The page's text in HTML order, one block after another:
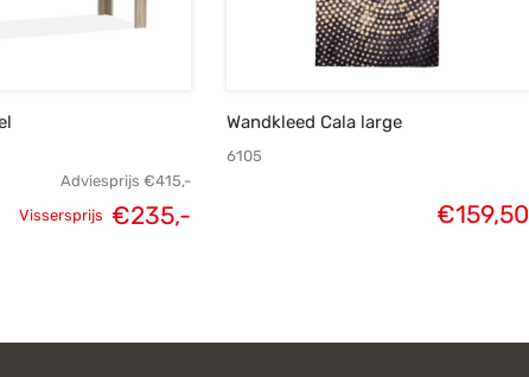
Adviesprijs €415,-
Vissersprijs €235,-
Wandkleed Cala large
6105
€159,50